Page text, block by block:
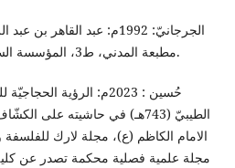
مطبعة المدني، ط3، المؤسسة السعودية بمصر ، القاهرة – مصر.
الطيبيّ (743هـ) في حاشيته
الامام الكاظم (ع)، مجلة لارك للفلسفة
مجلة علمية فصلية محكمة تصدر عن